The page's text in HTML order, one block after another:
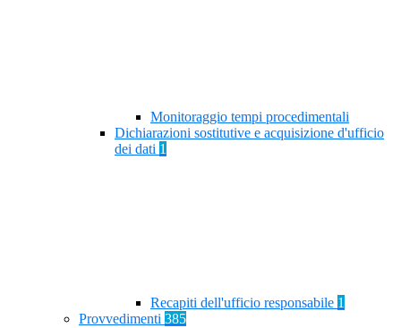
Monitoraggio tempi procedimentali
Dichiarazioni sostitutive e acquisizione d'ufficio
dei dati 1
Recapiti dell'ufficio responsabile 1
Provvedimenti 385